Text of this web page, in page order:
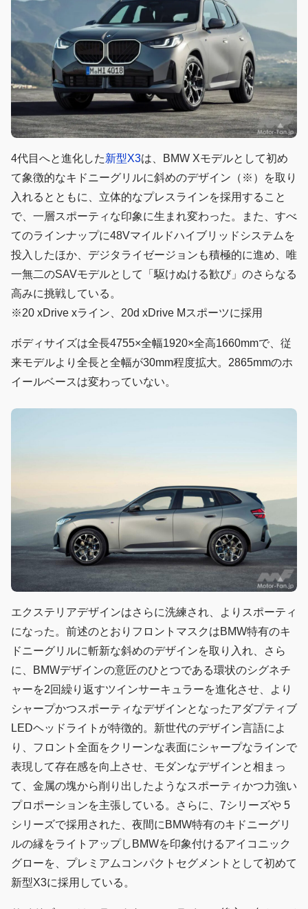
4代目へと進化した新型X3は、BMW Xモデルとして初め
て象徴的なキドニーグリルに斜めのデザイン（※）を取り
入れるとともに、立体的なプレスラインを採用すること
で、一層スポーティな印象に生まれ変わった。また、すべ
てのラインナップに48Vマイルドハイブリッドシステムを
投入したほか、デジタライゼージョンも積極的に進め、唯
一無二のSAVモデルとして「駆けぬける歓び」のさらなる
高みに挑戦している。
※20 xDrive xライン、20d xDrive Mスポーツに採用
ボディサイズは全長4755×全幅1920×全高1660mmで、従
来モデルより全長と全幅が30mm程度拡大。2865mmのホ
イールベースは変わっていない。
エクステリアデザインはさらに洗練され、よりスポーティ
になった。前述のとおりフロントマスクはBMW特有のキ
ドニーグリルに斬新な斜めのデザインを取り入れ、さら
に、BMWデザインの意匠のひとつである環状のシグネチ
ャーを2回繰り返すツインサーキュラーを進化させ、より
シャープかつスポーティなデザインとなったアダプティブ
LEDヘッドライトが特徴的。新世代のデザイン言語によ
り、フロント全面をクリーンな表面にシャープなラインで
表現して存在感を向上させ、モダンなデザインと相まっ
て、金属の塊から削り出したようなスポーティかつ力強い
プロポーションを主張している。さらに、7シリーズや 5
シリーズで採用された、夜間にBMW特有のキドニーグリ
ルの縁をライトアップしBMWを印象付けるアイコニック
グローを、プレミアムコンパクトセグメントとして初めて
新型X3に採用している。